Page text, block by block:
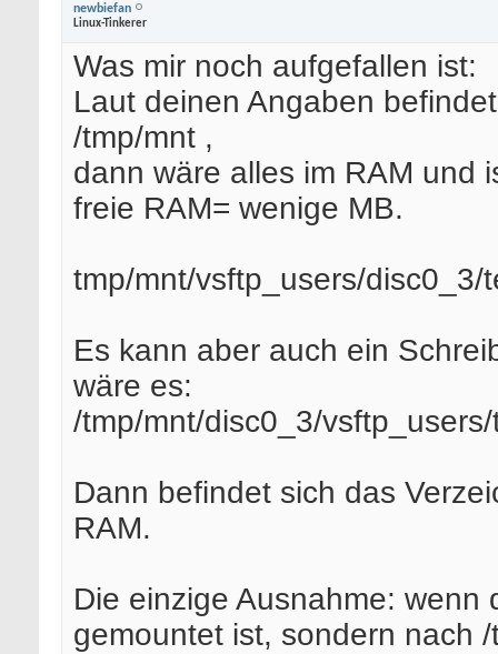
newbiefan
Linux-Tinkerer
Was mir noch aufgefallen ist:
Laut deinen Angaben
/tmp/mnt ,
dann wäre alles im RAM und
freie RAM= wenige MB.
tmp/mnt/vsftp_users/disc0_3/
Es kann aber auch ein
wäre es:
/tmp/mnt/disc0_3/
Dann befindet sich das
RAM.
Die einzige Ausnahme:
gemountet ist, sondern nach